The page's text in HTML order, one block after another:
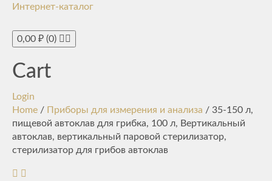
Интернет-каталог
0,00 ₽ (0)
Cart
Login
Home / Приборы для измерения и анализа / 35-150 л,
пищевой автоклав для грибка, 100 л, Вертикальный
автоклав, вертикальный паровой стерилизатор,
стерилизатор для грибов автоклав